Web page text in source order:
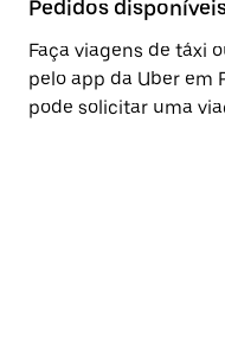
Pedidos
Faça viagens de táxi
pelo app da Uber em
pode solicitar uma